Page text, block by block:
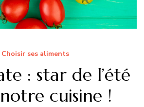
Choisir ses aliments
: star de l’été
cuisine !